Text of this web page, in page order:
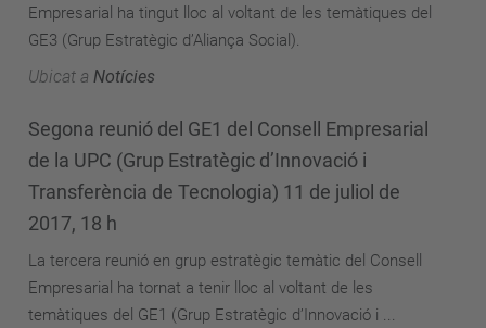
Empresarial ha tingut lloc al voltant de les temàtiques del
GE3 (Grup Estratègic d’Aliança Social).
Ubicat a Notícies
Segona reunió del GE1 del Consell Empresarial
de la UPC (Grup Estratègic d’Innovació i
Transferència de Tecnologia) 11 de juliol de
2017, 18 h
La tercera reunió en grup estratègic temàtic del Consell
Empresarial ha tornat a tenir lloc al voltant de les
temàtiques del GE1 (Grup Estratègic d’Innovació i ...